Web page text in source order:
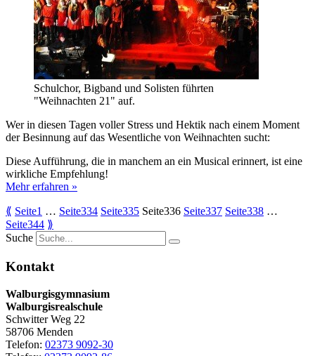
Schulchor, Bigband und Solisten führten
"Weihnachten 21" auf.
Wer in diesen Tagen voller Stress und Hektik nach einem Moment
der Besinnung auf das Wesentliche von Weihnachten sucht:
Diese Aufführung, die in manchem an ein Musical erinnert, ist eine
wirkliche Empfehlung!
Mehr erfahren »
⟪ Seite1 … Seite334 Seite335 Seite336 Seite337 Seite338 …
Seite344 ⟫
Suche
Kontakt
Walburgisgymnasium
Walburgisrealschule
Schwitter Weg 22
58706 Menden
Telefon: 02373 9092-30